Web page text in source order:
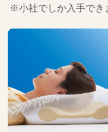
※小社でしか入手でき